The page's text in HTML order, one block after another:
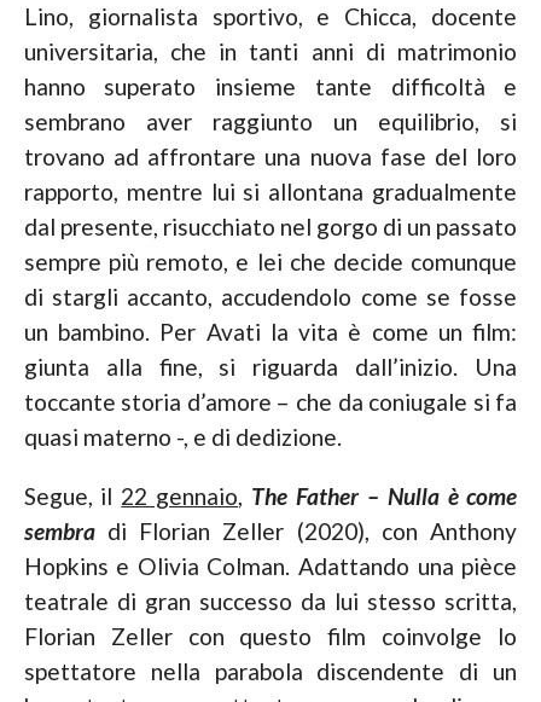
Lino, giornalista sportivo, e Chicca, docente
universitaria, che in tanti anni di matrimonio
hanno superato insieme tante difficoltà e
sembrano aver raggiunto un equilibrio, si
trovano ad affrontare una nuova fase del loro
rapporto, mentre lui si allontana gradualmente
dal presente, risucchiato nel gorgo di un passato
sempre più remoto, e lei che decide comunque
di stargli accanto, accudendolo come se fosse
un bambino. Per Avati la vita è come un film:
giunta alla fine, si riguarda dall’inizio. Una
toccante storia d’amore – che da coniugale si fa
quasi materno -, e di dedizione.
Segue, il 22 gennaio, The Father – Nulla è come
sembradi Florian Zeller (2020), con Anthony
Hopkins e Olivia Colman. Adattando una pièce
teatrale di gran successo da lui stesso scritta,
Florian Zeller con questo film coinvolge lo
spettatore nella parabola discendente di un